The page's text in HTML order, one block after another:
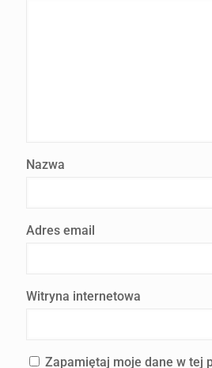
Nazwa
Adres email
Witryna internetowa
Zapamiętaj moje dane w tej